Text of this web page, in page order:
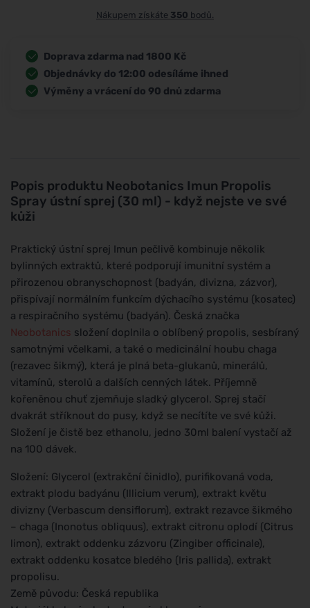
Popis produktu Neobotanics Imun Propolis
Spray ústní sprej (30 ml) - když nejste ve své
kůži
Praktický ústní sprej Imun pečlivě kombinuje několik
bylinných extraktů, které podporují imunitní systém a
přirozenou obranyschopnost (badyán, divizna, zázvor),
přispívají normálním funkcím dýchacího systému (kosatec)
a respiračního systému (badyán). Česká značka
Neobotanics složení doplnila o oblíbený propolis, sesbíraný
samotnými včelkami, a také o medicinální houbu chaga
(rezavec šikmý), která je plná beta-glukanů, minerálů,
vitamínů, sterolů a dalších cenných látek. Příjemně
kořeněnou chuť zjemňuje sladký glycerol. Sprej stačí
dvakrát stříknout do pusy, když se necítíte ve své kůži.
Složení je čistě bez ethanolu, jedno 30ml balení vystačí až
na 100 dávek.
Složení: Glycerol (extrakční činidlo), purifikovaná voda,
extrakt plodu badyánu (Illicium verum), extrakt květu
divizny (Verbascum densiflorum), extrakt rezavce šikmého
– chaga (Inonotus obliquus), extrakt citronu oplodí (Citrus
limon), extrakt oddenku zázvoru (Zingiber officinale),
extrakt oddenku kosatce bledého (Iris pallida), extrakt
propolisu.
Země původu: Česká republika
Nákupem získáte 350 bodů.
Doprava zdarma nad 1800 Kč
Objednávky do 12:00 odesíláme ihned
Výměny a vrácení do 90 dnů zdarma